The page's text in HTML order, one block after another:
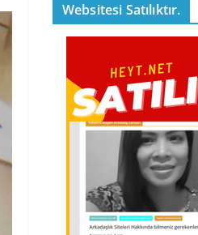
Websitesi Satılıktır.